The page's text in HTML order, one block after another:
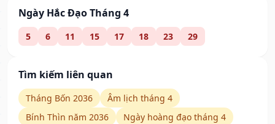
Ngày Hắc Đạo Tháng 4
5 6 11 15 17 18 23 29
Tìm kiếm liên quan
Tháng Bốn 2036
Âm lịch tháng 4
Bính Thìn năm 2036
Ngày hoàng đạo tháng 4